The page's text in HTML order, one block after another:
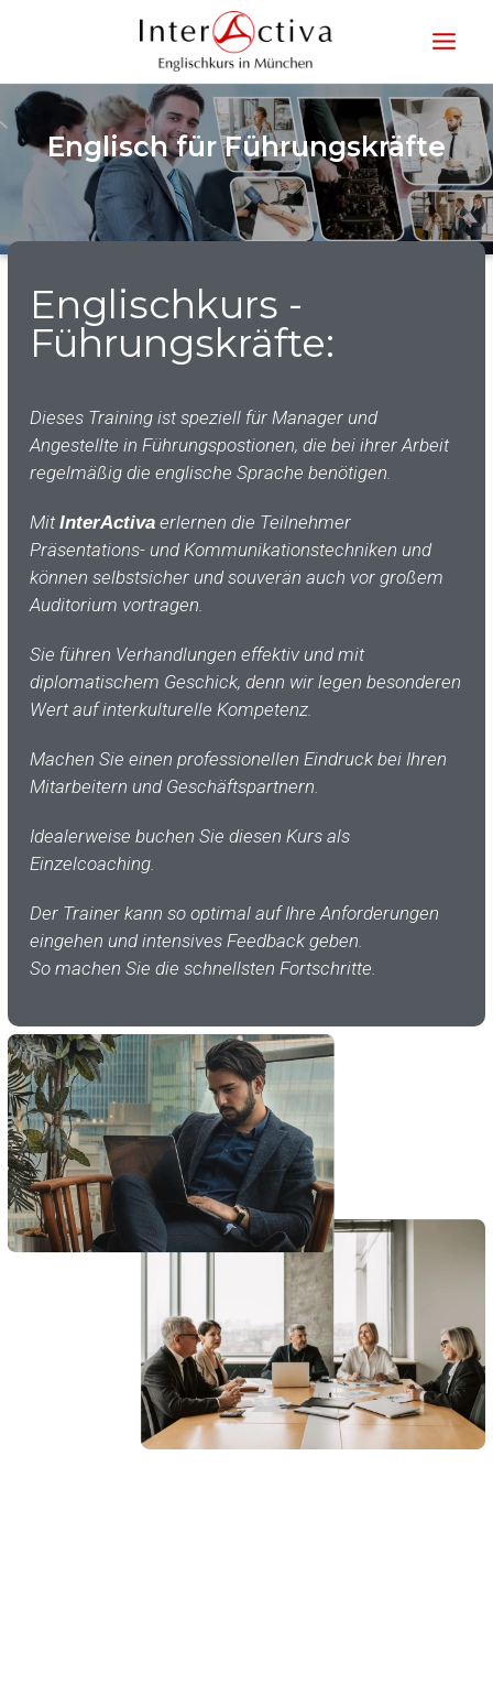
Englisch für Führungskräfte
Englischkurs -
Führungskräfte:
Dieses Training ist speziell für Manager und
Angestellte in Führungspostionen, die bei ihrer Arbeit
regelmäßig die englische Sprache benötigen.
MitInterActiva erlernen die Teilnehmer
Präsentations- und Kommunikationstechniken und
können selbstsicher und souverän auch vor großem
Auditorium vortragen.
Sie führen Verhandlungen effektiv und mit
diplomatischem Geschick, denn wir legen besonderen
Wert auf interkulturelle Kompetenz.
Machen Sie einen professionellen Eindruck bei Ihren
Mitarbeitern und Geschäftspartnern.
Idealerweise buchen Sie diesen Kurs als
Einzelcoaching.
Der Trainer kann so optimal auf Ihre Anforderungen
eingehen und intensives Feedback geben.
So machen Sie die schnellsten Fortschritte.